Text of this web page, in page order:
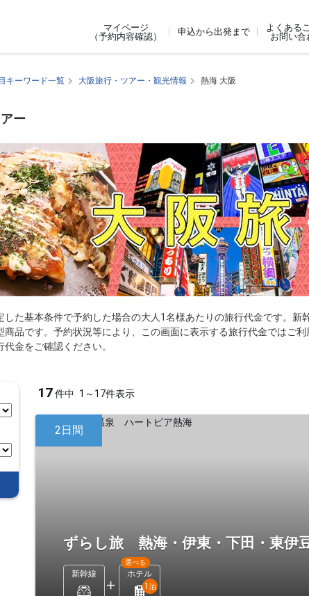
マイページ
（予約内容確認）
申込から出発まで
よくある
お問い合
キーワード一覧 大阪旅行・ツアー・観光情報 熱海 大阪
ー
た基本条件で予約した場合の大人1名様あたりの旅行代金です。
品です。予約状況等により、この画面に表示する旅行代金ではご
金をご確認ください。
17件中 1～17件表示
2日間
ずらし旅 熱海・伊東・下田・東伊
新幹線 ホテル
選べる
1 泊